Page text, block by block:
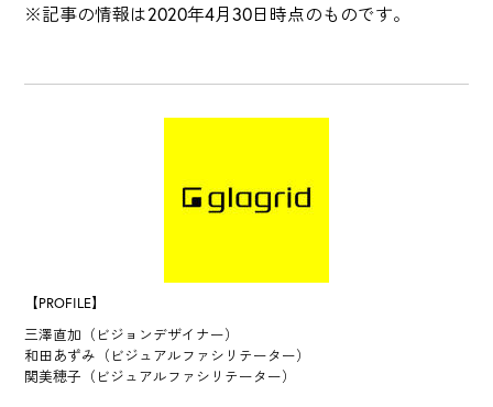
※記事の情報は2020年4月30日時点のものです。
【PROFILE】
三澤直加（ビジョンデザイナー）
和田あずみ（ビジュアルファシリテーター）
関美穂子（ビジュアルファシリテーター）